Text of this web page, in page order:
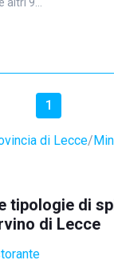
1
di Lecce
tipologie di
di Lecce